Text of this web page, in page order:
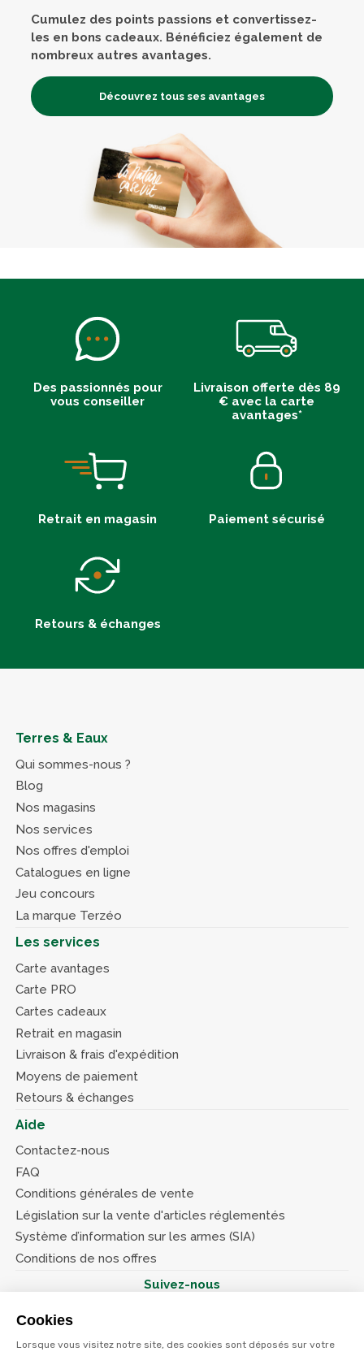
Cookies
Lorsque vous visitez notre site, des cookies sont déposés sur votre
Cumulez des points passions et convertissez-
les en bons cadeaux. Bénéficiez également de
nombreux autres avantages.
Découvrez tous ses avantages
Des passionnés pour
vous conseiller
Livraison offerte dès 89
€ avec la carte
avantages*
Retrait en magasin Paiement sécurisé
Retours & échanges
Terres & Eaux
Qui sommes-nous ?
Blog
Nos magasins
Nos services
Nos offres d'emploi
Catalogues en ligne
Jeu concours
La marque Terzéo
Les services
Carte avantages
Carte PRO
Cartes cadeaux
Retrait en magasin
Livraison & frais d'expédition
Moyens de paiement
Retours & échanges
Aide
Contactez-nous
FAQ
Conditions générales de vente
Législation sur la vente d'articles réglementés
Système d’information sur les armes (SIA)
Conditions de nos offres
Suivez-nous